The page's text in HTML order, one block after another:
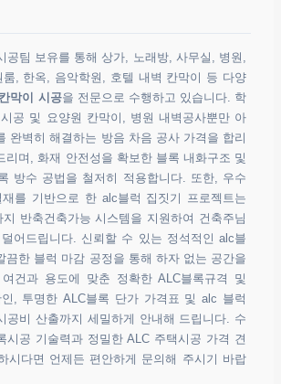
공팀 보유를 통해 상가, 노래방, 사무실, 병원,
룸, 한옥, 음악학원, 호텔 내벽 칸막이 등 다양
막이 시공을 전문으로 수행하고 있습니다. 학
공 및 요양원 칸막이, 병원 내벽공사뿐만 아
완벽히 해결하는 방음 차음 공사 가격을 합리
리며, 화재 안전성을 확보한 블록 내화구조 및
방수 공법을 철저히 적용합니다. 또한, 우수
를 기반으로 한 alc블럭 집짓기 프로젝트는
지 반축건축가능 시스템을 지원하여 건축주님
어드립니다. 신뢰할 수 있는 정석적인 alc블
끔한 블럭 마감 공정을 통해 하자 없는 공간을
건과 용도에 맞춘 정확한 ALC블록규격 및
, 투명한 ALC블록 단가 가격표 및 alc 블럭
공비 산출까지 세밀하게 안내해 드립니다. 수
시공 기술력과 정밀한 ALC 주택시공 가격 견
시다면 언제든 편안하게 문의해 주시기 바랍